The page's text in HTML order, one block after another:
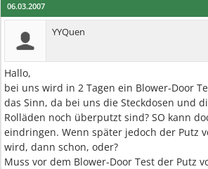
06.03.2007
YYQuen
Hallo,
bei uns wird in 2 Tagen ein Blower-Door
das Sinn, da bei uns die Steckdosen und
Rolläden noch überputzt sind? SO kann
eindringen. Wenn später jedoch der Putz
wird, dann schon, oder?
Muss vor dem Blower-Door Test der Putz